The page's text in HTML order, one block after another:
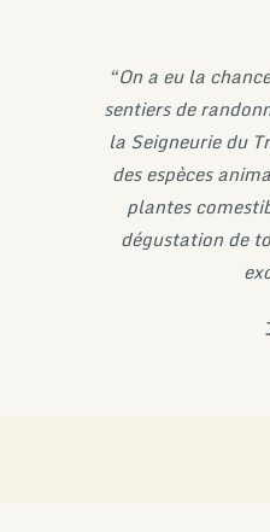
“On a eu la
sentiers de
la Seigneurie du
des espèces
plantes
dégustation de